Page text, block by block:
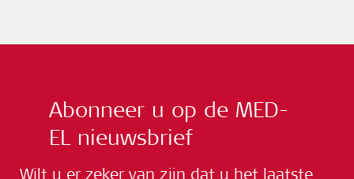
Abonneer u op de MED-
EL nieuwsbrief
Wilt u er zeker van zijn dat u het laatste